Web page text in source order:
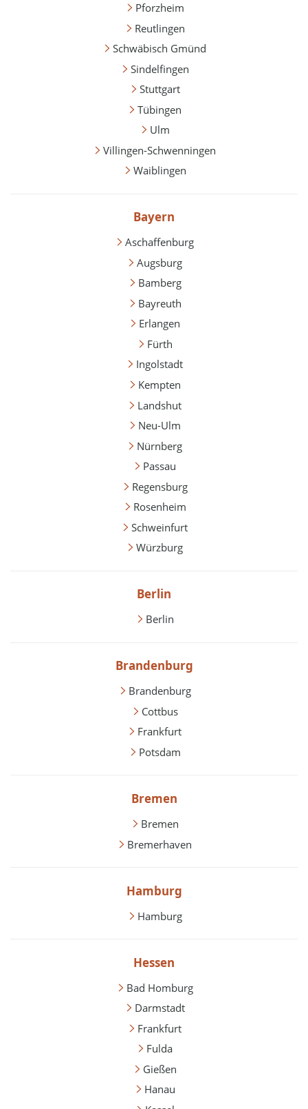
Pforzheim
Reutlingen
Schwäbisch Gmünd
Sindelfingen
Stuttgart
Tübingen
Ulm
Villingen-Schwenningen
Waiblingen
Bayern
Aschaffenburg
Augsburg
Bamberg
Bayreuth
Erlangen
Fürth
Ingolstadt
Kempten
Landshut
Neu-Ulm
Nürnberg
Passau
Regensburg
Rosenheim
Schweinfurt
Würzburg
Berlin
Berlin
Brandenburg
Brandenburg
Cottbus
Frankfurt
Potsdam
Bremen
Bremen
Bremerhaven
Hamburg
Hamburg
Hessen
Bad Homburg
Darmstadt
Frankfurt
Fulda
Gießen
Hanau